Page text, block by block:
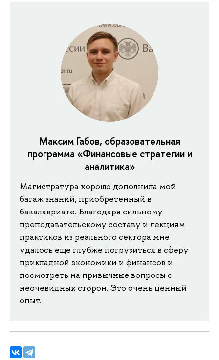
Максим Габов, образовательная
программа «Финансовые стратегии и
аналитика»
Магистратура хорошо дополнила мой
багаж знаний, приобретенный в
бакалавриате. Благодаря сильному
преподавательскому составу и лекциям
практиков из реального сектора мне
удалось еще глубже погрузиться в сферу
прикладной экономики и финансов и
посмотреть на привычные вопросы с
неочевидных сторон. Это очень ценный
опыт.